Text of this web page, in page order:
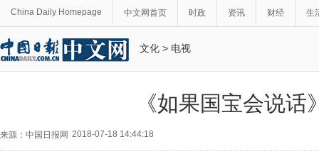
China Daily Homepage 中文网首页 时政 资讯 财经 生
文化 > 电视
《如果国宝会说
来源：中国日报网 2018-07-18 14:44:18